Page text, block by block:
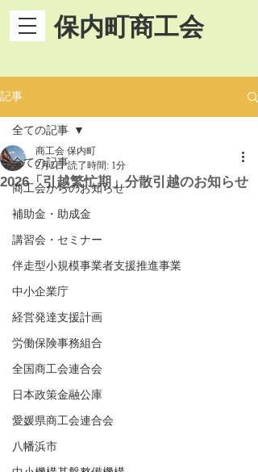
保内町商工会
記事
全ての記事
商工会からのお知らせ
補助金・助成金
講習会・セミナー
伴走型小規模事業者支援推進事業
中小企業庁
経営発達支援計画
労働保険事務組合
全国商工会連合会
日本政策金融公庫
愛媛県商工会連合会
八幡浜市
全ての記事
2026「引越繁忙期」分散引越のお知らせ
商工会 保内町
2月2日 読了時間: 1分